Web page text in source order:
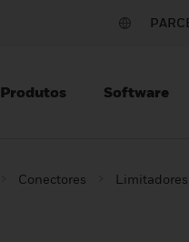
Produtos Software
Conectores